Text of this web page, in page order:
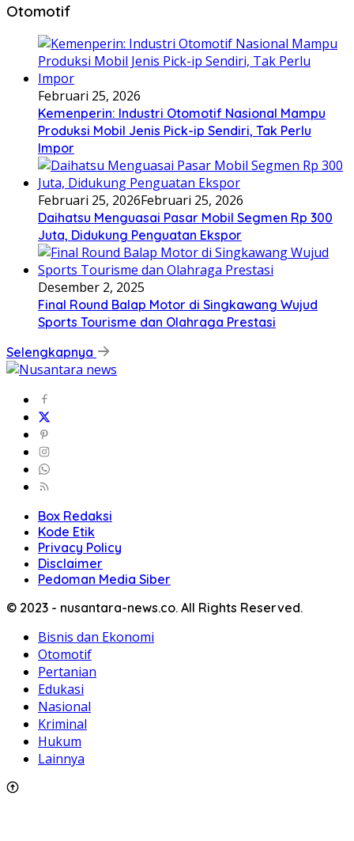
Otomotif
Februari 25, 2026
Kemenperin: Industri Otomotif Nasional Mampu
Produksi Mobil Jenis Pick-ip Sendiri, Tak Perlu
Impor
Februari 25, 2026Februari 25, 2026
Daihatsu Menguasai Pasar Mobil Segmen Rp 300
Juta, Didukung Penguatan Ekspor
Desember 2, 2025
Final Round Balap Motor di Singkawang Wujud
Sports Tourisme dan Olahraga Prestasi
Selengkapnya
Box Redaksi
Kode Etik
Privacy Policy
Disclaimer
Pedoman Media Siber
© 2023 - nusantara-news.co. All Rights Reserved.
Bisnis dan Ekonomi
Otomotif
Pertanian
Edukasi
Nasional
Kriminal
Hukum
Lainnya